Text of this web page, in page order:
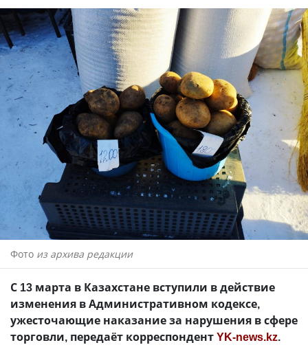
Фото из архива редакции
С 13 марта в Казахстане вступили в действие
изменения в Административном кодексе,
ужесточающие наказание за нарушения в сфере
торговли, передаёт корреспондентYK-news.kz.